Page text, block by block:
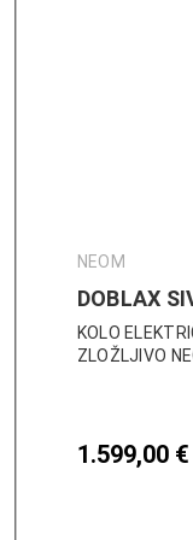
NEOM
DOBLAX
KOLO
ZLOŽLJIVO
1.599,00 €